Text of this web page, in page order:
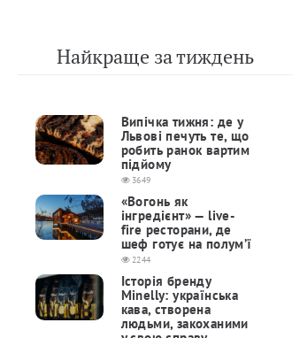
Найкраще за тиждень
Випічка тижня: де у
Львові печуть те, що
робить ранок вартим
підйому
3649
«Вогонь як
інгредієнт» — live-
fire ресторани, де
шеф готує на полум’ї
2244
Історія бренду
Minelly: українська
кава, створена
людьми, закоханими